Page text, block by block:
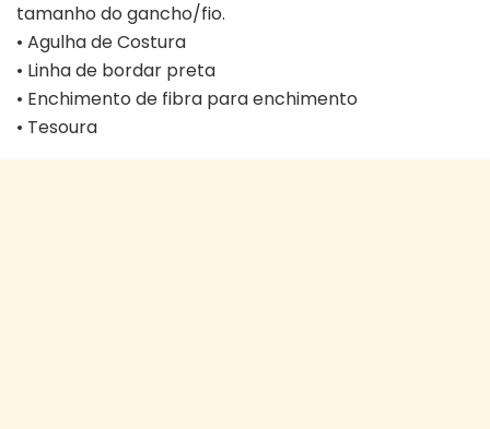
tamanho do gancho/fio.
• Agulha de Costura
• Linha de bordar preta
• Enchimento de fibra para enchimento
• Tesoura